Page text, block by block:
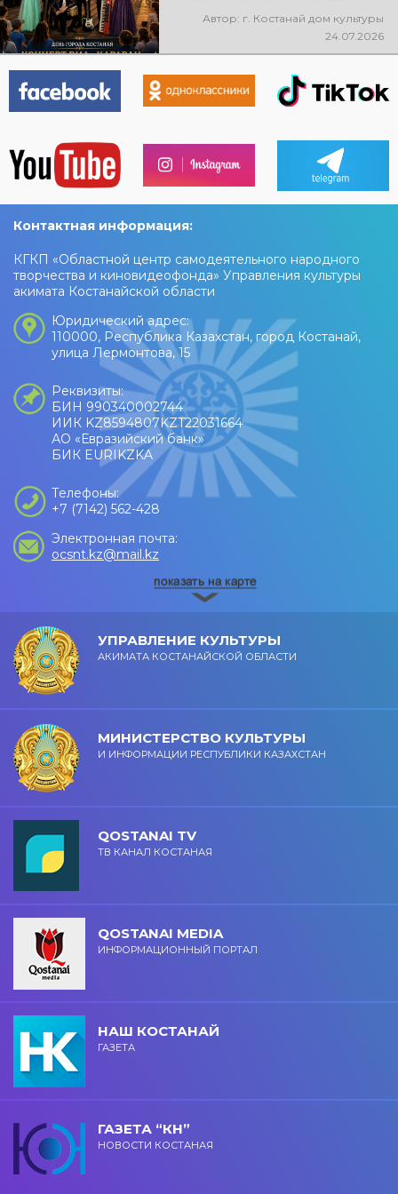
состоится праздничный
концерт ВИА «Караван»! Вас
ждут любимые песни, живая
музыка, яркие эмоции и
праздничное настроение!
Автор: г. Костанай дом культуры
24.07.2026
Контактная информация:
КГКП «Областной центр самодеятельного народного
творчества и киновидеофонда» Управления культуры
акимата Костанайской области
Юридический адрес:
110000, Республика Казахстан, город Костанай,
улица Лермонтова, 15
Реквизиты:
БИН 990340002744
ИИК KZ8594807KZT22031664
АО «Евразийский банк»
БИК EURIKZKA
Телефоны:
+7 (7142) 562-428
Электронная почта:
ocsnt.kz@mail.kz
УПРАВЛЕНИЕ КУЛЬТУРЫ
АКИМАТА КОСТАНАЙСКОЙ ОБЛАСТИ
МИНИСТЕРСТВО КУЛЬТУРЫ
И ИНФОРМАЦИИ РЕСПУБЛИКИ КАЗАХСТАН
QOSTANAI TV
ТВ КАНАЛ КОСТАНАЯ
QOSTANAI MEDIA
ИНФОРМАЦИОННЫЙ ПОРТАЛ
НАШ КОСТАНАЙ
ГАЗЕТА
ГАЗЕТА “КН”
НОВОСТИ КОСТАНАЯ